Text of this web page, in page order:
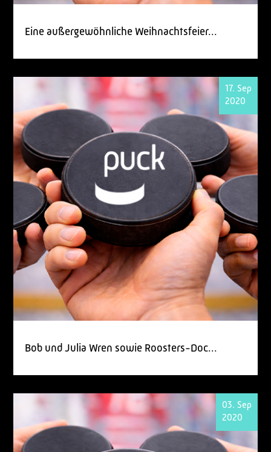
Eine außergewöhnliche Weihnachtsfeier...
17. Sep
2020
Bob und Julia Wren sowie Roosters-Doc...
03. Sep
2020